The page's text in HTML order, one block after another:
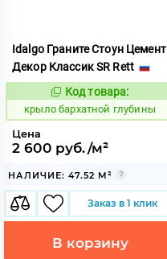
Idalgo Граните Стоун Цемент
Декор Классик SR Rett
828517
Код товара:
крыло бархатной глубины
Цена
2 600 руб./м²
НАЛИЧИЕ: 47.52 М²
Заказ в 1 клик
В корзину